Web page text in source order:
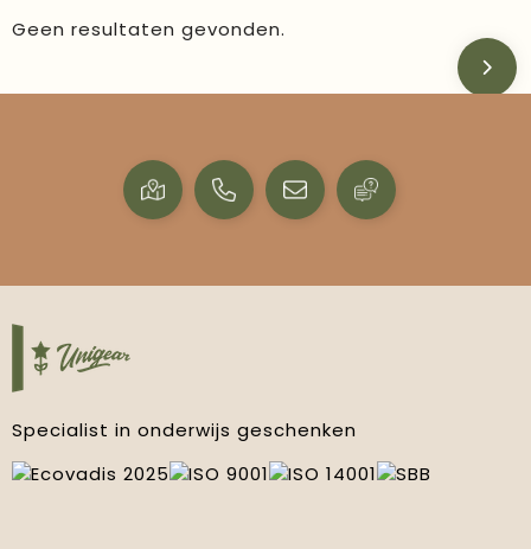
Geen resultaten gevonden.
Specialist in onderwijs geschenken